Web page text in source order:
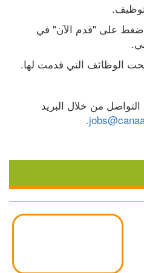
الوظائف التي قدمت لها.